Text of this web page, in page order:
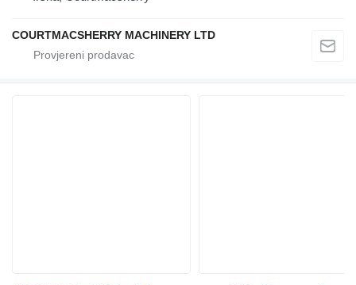
COURTMACSHERRY MACHINERY LTD